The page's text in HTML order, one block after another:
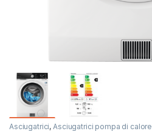
Asciugatrici,Asciugatrici pompa di calore